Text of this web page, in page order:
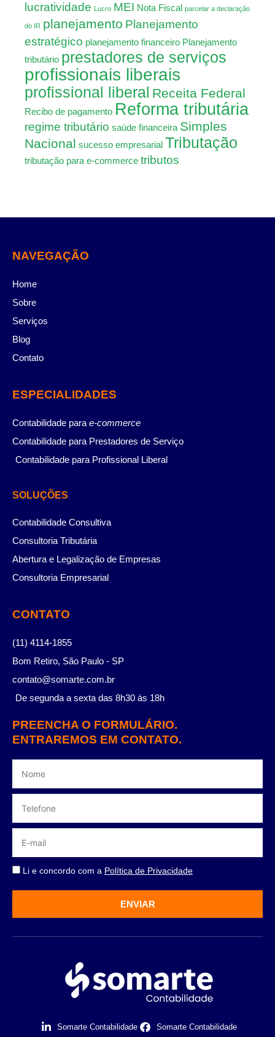
lucratividade Lucro MEI Nota Fiscal parcelar a declaração
do IR planejamento Planejamento
estratégico planejamento financeiro Planejamento
tributário prestadores de serviços
profissionais liberais
profissional liberal Receita Federal
Recibo de pagamento Reforma tributária
regime tributário saúde financeira Simples
Nacional sucesso empresarial Tributação
tributação para e-commerce tributos
NAVEGAÇÃO
Home
Sobre
Serviços
Blog
Contato
ESPECIALIDADES
Contabilidade parae-commerce
Contabilidade para Prestadores de Serviço
Contabilidade para Profissional Liberal
SOLUÇÕES
Contabilidade Consultiva
Consultoria Tributária
Abertura e Legalização de Empresas
Consultoria Empresarial
CONTATO
(11) 4114-1855
Bom Retiro, São Paulo - SP
contato@somarte.com.br
De segunda a sexta das 8h30 às 18h
PREENCHA O FORMULÁRIO.
ENTRAREMOS EM CONTATO.
Li e concordo com a Política de Privacidade
ENVIAR
Somarte Contabilidade Somarte Contabilidade